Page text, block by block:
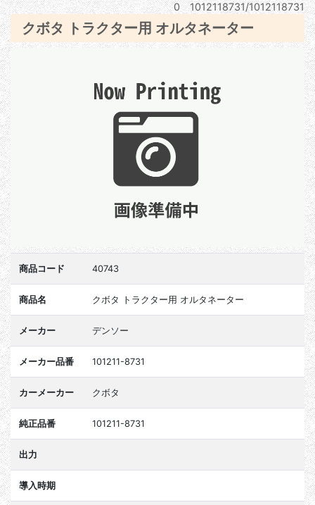
0 1012118731/1012118731
クボタ トラクター用 オルタネーター
商品コード 40743
商品名 クボタ トラクター用 オルタネーター
メーカー デンソー
メーカー品番 101211-8731
カーメーカー クボタ
純正品番 101211-8731
出力
導入時期